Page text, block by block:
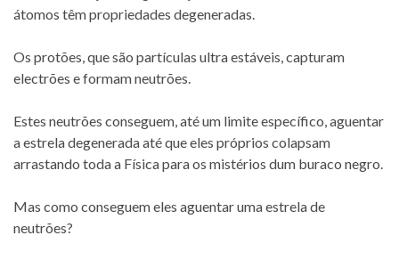
átomos têm propriedades degeneradas.
Os protões, que são partículas ultra estáveis, capturam
electrões e formam neutrões.
Estes neutrões conseguem, até um limite específico, aguentar
a estrela degenerada até que eles próprios colapsam
arrastando toda a Física para os mistérios dum buraco negro.
Mas como conseguem eles aguentar uma estrela de
neutrões?